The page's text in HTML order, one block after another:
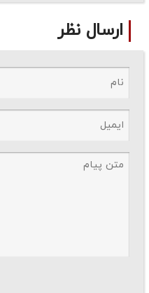
ارسال نظر